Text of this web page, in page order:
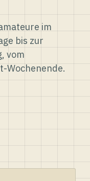
im
bis zur
vom
Wochenende.